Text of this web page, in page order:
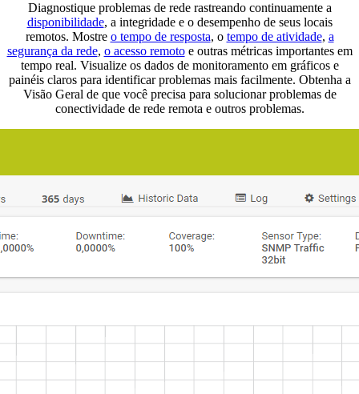
Diagnostique problemas de rede rastreando continuamente a
disponibilidade, a integridade e o desempenho de seus locais
remotos. Mostre o tempo de resposta, o tempo de atividade, a
segurança da rede, o acesso remotoe outras métricas importantes em
tempo real. Visualize os dados de monitoramento em gráficos e
painéis claros para identificar problemas mais facilmente. Obtenha a
Visão Geral de que você precisa para solucionar problemas de
conectividade de rede remota e outros problemas.